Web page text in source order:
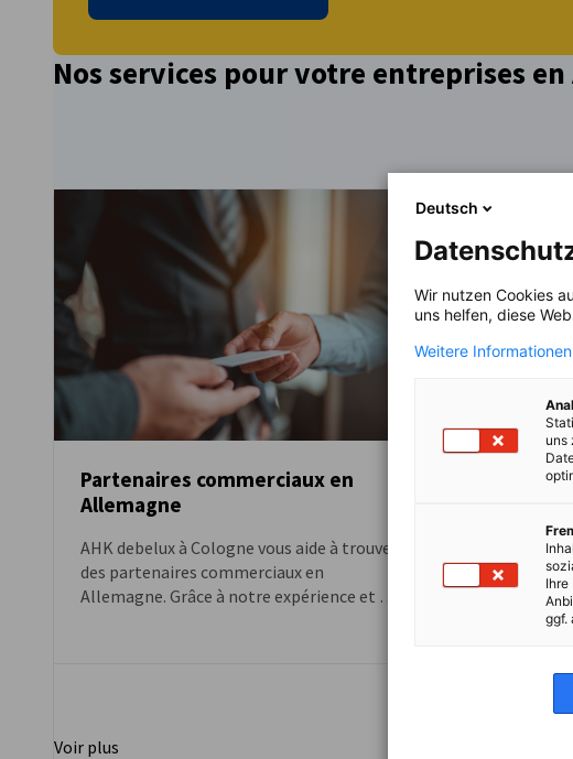
Nos services pour votre entreprises
Partenaires commerciaux en
Allemagne
AHK debelux à Cologne vous aide à trouver
des partenaires commerciaux en
Allemagne. Grâce à notre expérience et à
Voir plus
Vous
entreprise
Cologne
vos
Deutsch
Wir nutzen Cookies
uns helfen, diese
Weitere
uns
ggf.